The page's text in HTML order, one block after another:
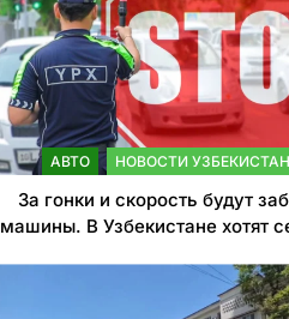
АВТО НОВОСТИ
За гонки и скорость будут
машины. В Узбекистане хотят